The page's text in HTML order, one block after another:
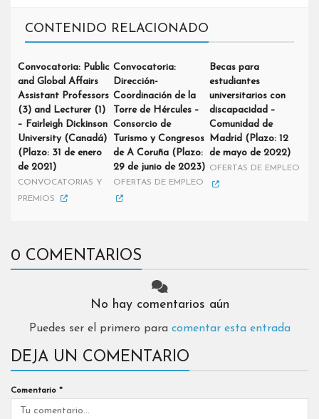
CONTENIDO RELACIONADO
Convocatoria: Public
and Global Affairs
Assistant Professors
(3) and Lecturer (1)
– Fairleigh Dickinson
University (Canadá)
(Plazo: 31 de enero
de 2021)
CONVOCATORIAS Y
PREMIOS
Convocatoria:
Dirección-
Coordinación de la
Torre de Hércules –
Consorcio de
Turismo y Congresos
de A Coruña (Plazo:
29 de junio de 2023)
OFERTAS DE EMPLEO
Becas para
estudiantes
universitarios con
discapacidad –
Comunidad de
Madrid (Plazo: 12
de mayo de 2022)
OFERTAS DE EMPLEO
0 COMENTARIOS
No hay comentarios aún
Puedes ser el primero para comentar esta entrada
DEJA UN COMENTARIO
Comentario *